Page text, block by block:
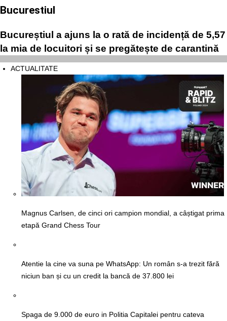
Bucurestiul
Bucureștiul a ajuns la o rată de incidență de 5,57
la mia de locuitori și se pregătește de carantină
ACTUALITATE
Magnus Carlsen, de cinci ori campion mondial, a câștigat prima
etapă Grand Chess Tour
Atentie la cine va suna pe WhatsApp: Un român s-a trezit fără
niciun ban și cu un credit la bancă de 37.800 lei
Spaga de 9.000 de euro in Politia Capitalei pentru cateva